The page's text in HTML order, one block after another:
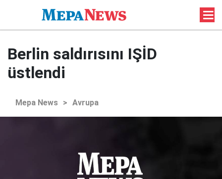
Berlin saldırısını IŞİD
üstlendi
Mepa News > Avrupa